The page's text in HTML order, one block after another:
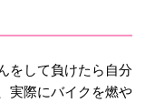
をして負けたら自分
実際にバイクを燃や